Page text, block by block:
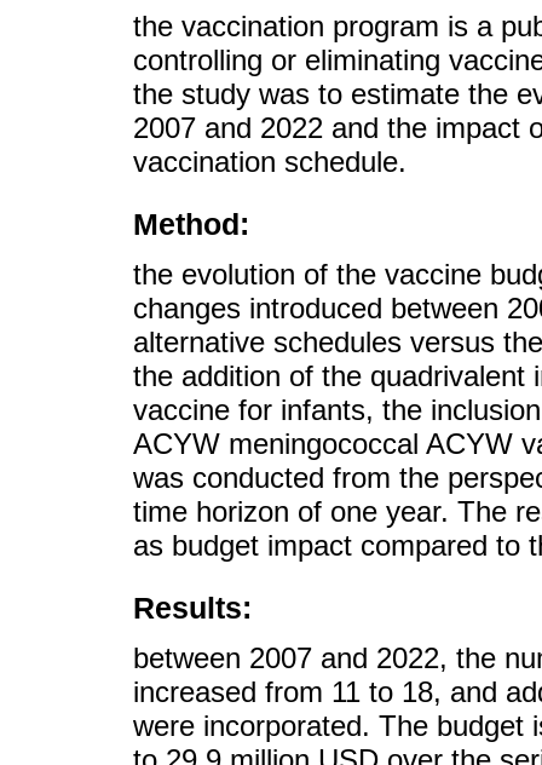
the vaccination program is a
controlling or eliminating
the study was to estimate the
2007 and 2022 and the impact
vaccination schedule.
Method:
the evolution of the vaccine
changes introduced between
alternative schedules versus
the addition of the quadrivalent
vaccine for infants, the
ACYW meningococcal ACYW
was conducted from the
time horizon of one year. The
as budget impact compared to
Results:
between 2007 and 2022, the
increased from 11 to 18, and
were incorporated. The budget